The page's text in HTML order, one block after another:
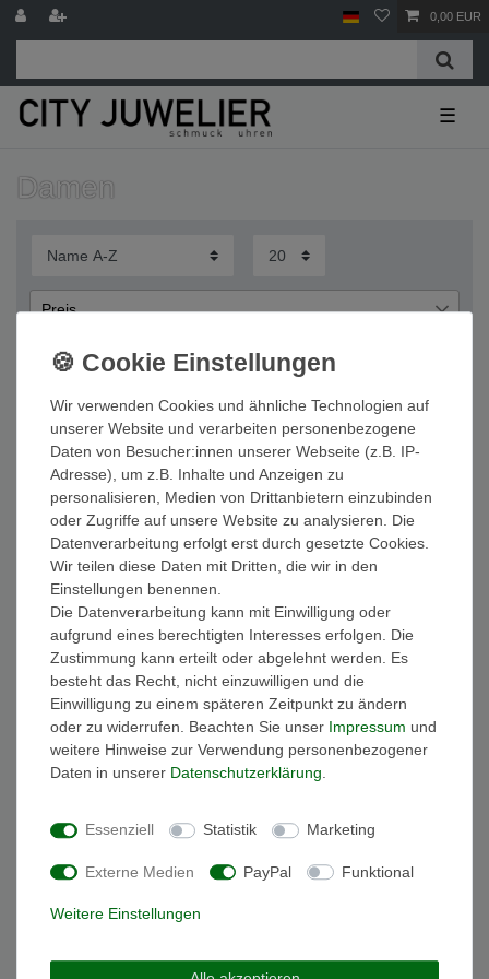
0,00 EUR
☰
Damen
Preis
― €
Übernehmen
Wichtige Informationen
FAQ Funkuhren
Wasserdichtheit
Geschenkverpackung
Batterieentsorgung
Zahlung
Versand
Sicher und Bequem bezahlen
Schneller und sicherer Versand
Wir verwenden Cookies und ähnliche Technologien auf
unserer Website und verarbeiten personenbezogene
Daten von Besucher:innen unserer Webseite (z.B. IP-
Adresse), um z.B. Inhalte und Anzeigen zu
personalisieren, Medien von Drittanbietern einzubinden
oder Zugriffe auf unsere Website zu analysieren. Die
Datenverarbeitung erfolgt erst durch gesetzte Cookies.
Wir teilen diese Daten mit Dritten, die wir in den
Einstellungen benennen.
Die Datenverarbeitung kann mit Einwilligung oder
aufgrund eines berechtigten Interesses erfolgen. Die
Zustimmung kann erteilt oder abgelehnt werden. Es
besteht das Recht, nicht einzuwilligen und die
Einwilligung zu einem späteren Zeitpunkt zu ändern
oder zu widerrufen. Beachten Sie unser Impressum und
weitere Hinweise zur Verwendung personenbezogener
Daten in unserer Daten­schutz­erklärung
Essenziell Statistik Marketing
Externe Medien PayPal Funktional
Weitere Einstellungen